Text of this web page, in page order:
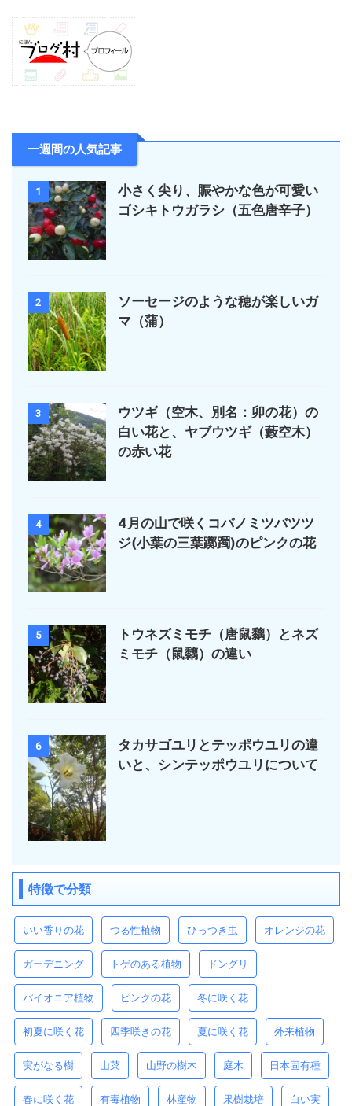
一週間の人気記事
1
小さく尖り、賑やかな色が可愛い
ゴシキトウガラシ（五色唐辛子）
2
ソーセージのような穂が楽しいガ
マ（蒲）
3
ウツギ（空木、別名：卯の花）の
白い花と、ヤブウツギ（藪空木）
の赤い花
4
4月の山で咲くコバノミツバツツ
ジ(小葉の三葉躑躅)のピンクの花
5
トウネズミモチ（唐鼠黐）とネズ
ミモチ（鼠黐）の違い
6
タカサゴユリとテッポウユリの違
いと、シンテッポウユリについて
特徴で分類
いい香りの花 つる性植物 ひっつき虫 オレンジの花
ガーデニング トゲのある植物 ドングリ
パイオニア植物 ピンクの花 冬に咲く花
初夏に咲く花 四季咲きの花 夏に咲く花 外来植物
実がなる樹 山菜 山野の樹木 庭木 日本固有種
春に咲く花 有毒植物 林産物 果樹栽培 白い実